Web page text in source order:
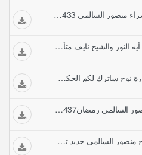
صلاة العشاء من سورة الإسراء منصور السالمي 1433 تلاوات خاشعة
الشيخ منصور السالمي يقرأ أيه النور والشيخ نايف متأثر ويبكي تلاوات خاشعة
القارئ محمد صلاح نافع سورة نوح ساترك لكم الحكم تلاوات خاشعة
ايات عذبه بصوت الشيخ منصور السالمي رمضان1437ه (3) تلاوات خاشعة
ايات عذبه تريح القلب للشيخ منصور السالمي جديد تلاوات خاشعة